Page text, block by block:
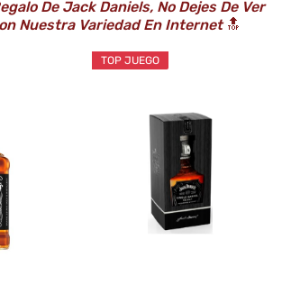
De Jack Daniels, No Dejes De Ver
Nuestra Variedad En Internet🔝
TOP JUEGO